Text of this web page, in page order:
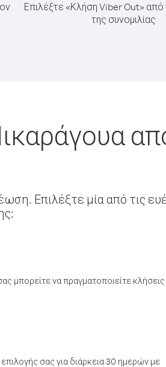
Επιλέξτε «Κλήση Viber Out» από
της συνομιλίας
Επιλέξτε μία από τις
μπορείτε να πραγματοποιείτε κλήσεις
σας για διάρκεια 30 ημερών με